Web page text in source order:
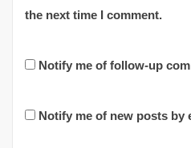
the next time I comment.
Notify me of follow-up
Notify me of new posts by